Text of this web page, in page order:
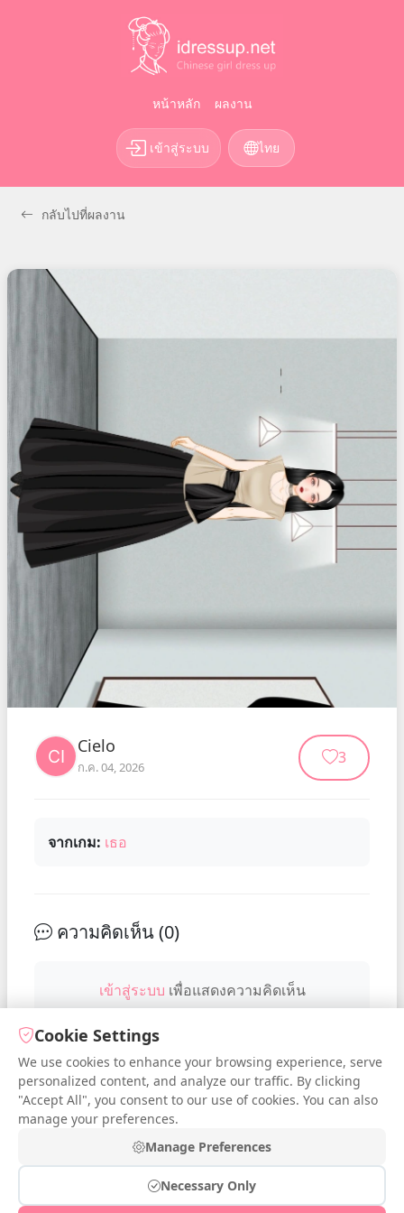
หน้าหลัก ผลงาน
เข้าสู่ระบบ ไทย
กลับไปที่ผลงาน
Cielo
ก.ค. 04, 2026 3
จากเกม: เธอ
ความคิดเห็น (0)
เข้าสู่ระบบ เพื่อแสดงความคิดเห็น
No comments yet. Be the first to
comment!
© 2026 iDressup.NET | Privacy Policy | Cookie Settings |
Cookie Settings
We use cookies to enhance your browsing experience, serve
personalized content, and analyze our traffic. By clicking
"Accept All", you consent to our use of cookies. You can also
manage your preferences.
Manage Preferences
Necessary Only